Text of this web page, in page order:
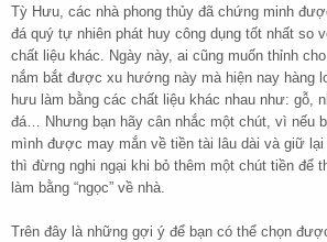
Tỳ Hưu, các nhà phong thủy đã chứng minh
đá quý tự nhiên phát huy công dụng tốt nhất so
chất liệu khác. Ngày này, ai cũng muốn thỉnh
nắm bắt được xu hướng này mà hiện nay hàng
hưu làm bằng các chất liệu khác nhau như: gỗ,
đá… Nhưng bạn hãy cân nhắc một chút, vì nếu
mình được may mắn về tiền tài lâu dài và giữ
thì đừng nghi ngại khi bỏ thêm một chút tiền để
làm bằng “ngọc” về nhà.
Trên đây là những gợi ý để bạn có thể chọn